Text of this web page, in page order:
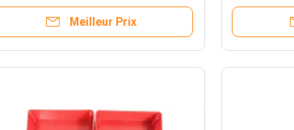
Meilleur Prix